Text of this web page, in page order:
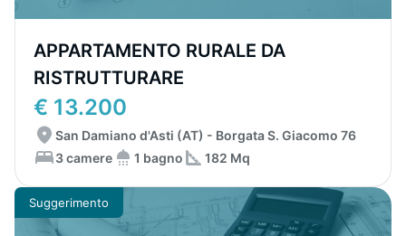
APPARTAMENTO RURALE DA
RISTRUTTURARE
€ 13.200
San Damiano d'Asti (AT) - Borgata S. Giacomo 76
3 camere
1 bagno 182 Mq
Suggerimento